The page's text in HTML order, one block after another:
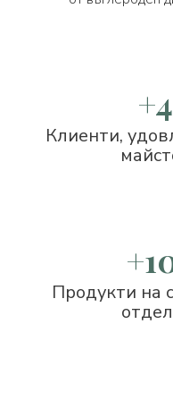
Клиенти,
Продукти на